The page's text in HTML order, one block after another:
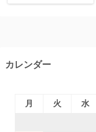
カレンダー
月
火 水